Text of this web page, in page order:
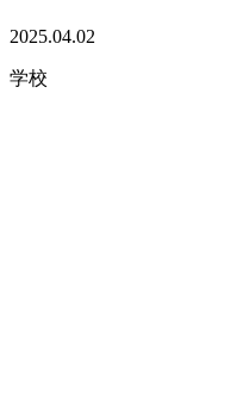
2025.04.02
学校